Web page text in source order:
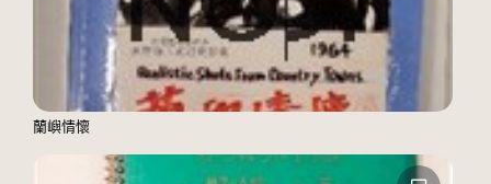
蘭嶼情懷